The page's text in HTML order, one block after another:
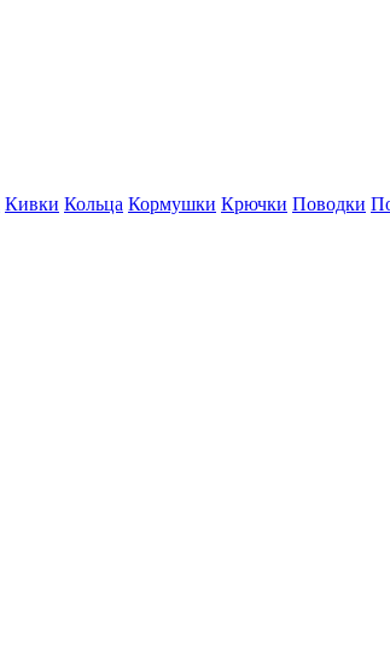
Кивки Кольца Кормушки Крючки Поводки